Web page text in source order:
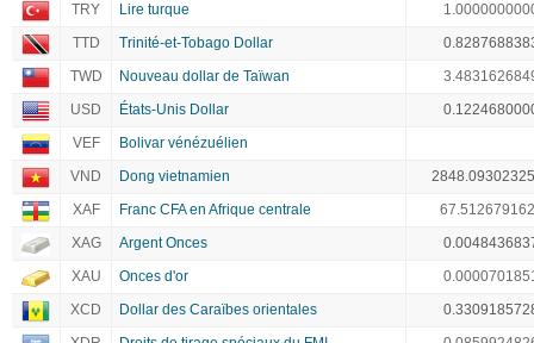
TRY
Lire turque
TTD
Trinité-et-Tobago Dollar
TWD
Nouveau dollar de Taïwan
USD
États-Unis Dollar
VEF
Bolivar vénézuélien
VND
Dong vietnamien
XAF
Franc CFA en Afrique centrale
XAG
Argent Onces
XAU
Onces d'or
XCD
Dollar des Caraïbes orientales